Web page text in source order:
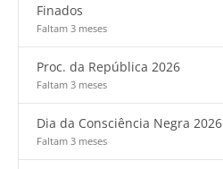
Finados
Faltam 3 meses
Proc. da República 2026
Faltam 3 meses
Dia da Consciência Negra 2026
Faltam 3 meses